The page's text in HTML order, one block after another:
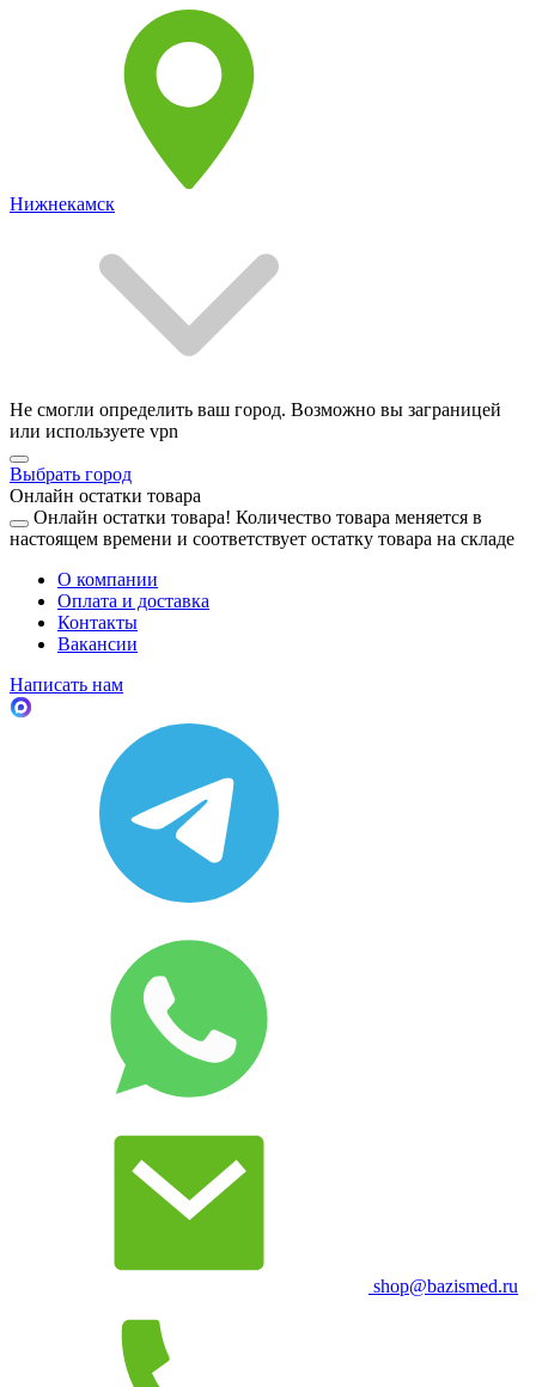
Нижнекамск
Не смогли определить ваш город. Возможно вы заграницей
или используете vpn
Выбрать город
Онлайн остатки товара
Онлайн остатки товара! Количество товара меняется в
настоящем времени и соответствует остатку товара на складе
О компании
Оплата и доставка
Контакты
Вакансии
Написать нам
shop@bazismed.ru